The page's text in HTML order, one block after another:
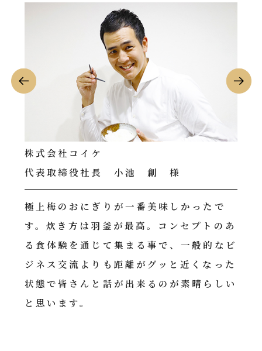
のあ
なビ
った
しい
ノースブルー総合法律事務所
代表弁護士 國安 耕太 様
一番美味しかったのは出汁茶漬けですね。
世界で一番好きなおにぎりは焼きたらこで
す。とにかくおにぎりがデカすぎましたw